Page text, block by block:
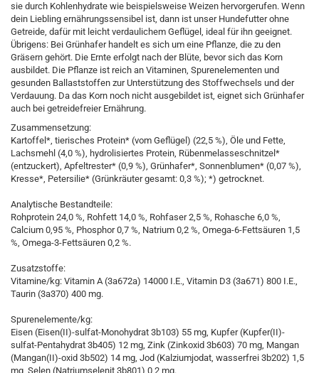
sie durch Kohlenhydrate wie beispielsweise Weizen hervorgerufen. Wenn
dein Liebling ernährungssensibel ist, dann ist unser Hundefutter ohne
Getreide, dafür mit leicht verdaulichem Geflügel, ideal für ihn geeignet.
Übrigens: Bei Grünhafer handelt es sich um eine Pflanze, die zu den
Gräsern gehört. Die Ernte erfolgt nach der Blüte, bevor sich das Korn
ausbildet. Die Pflanze ist reich an Vitaminen, Spurenelementen und
gesunden Ballaststoffen zur Unterstützung des Stoffwechsels und der
Verdauung. Da das Korn noch nicht ausgebildet ist, eignet sich Grünhafer
auch bei getreidefreier Ernährung.
Zusammensetzung:
Kartoffel*, tierisches Protein* (vom Geflügel) (22,5 %), Öle und Fette,
Lachsmehl (4,0 %), hydrolisiertes Protein, Rübenmelasseschnitzel*
(entzuckert), Apfeltrester* (0,9 %), Grünhafer*, Sonnenblumen* (0,07 %),
Kresse*, Petersilie* (Grünkräuter gesamt: 0,3 %); *) getrocknet.
Analytische Bestandteile:
Rohprotein 24,0 %, Rohfett 14,0 %, Rohfaser 2,5 %, Rohasche 6,0 %,
Calcium 0,95 %, Phosphor 0,7 %, Natrium 0,2 %, Omega-6-Fettsäuren 1,5
%, Omega-3-Fettsäuren 0,2 %.
Zusatzstoffe:
Vitamine/kg: Vitamin A (3a672a) 14000 I.E., Vitamin D3 (3a671) 800 I.E.,
Taurin (3a370) 400 mg.
Spurenelemente/kg:
Eisen (Eisen(II)-sulfat-Monohydrat 3b103) 55 mg, Kupfer (Kupfer(II)-
sulfat-Pentahydrat 3b405) 12 mg, Zink (Zinkoxid 3b603) 70 mg, Mangan
(Mangan(II)-oxid 3b502) 14 mg, Jod (Kalziumjodat, wasserfrei 3b202) 1,5
mg, Selen (Natriumselenit 3b801) 0,2 mg.